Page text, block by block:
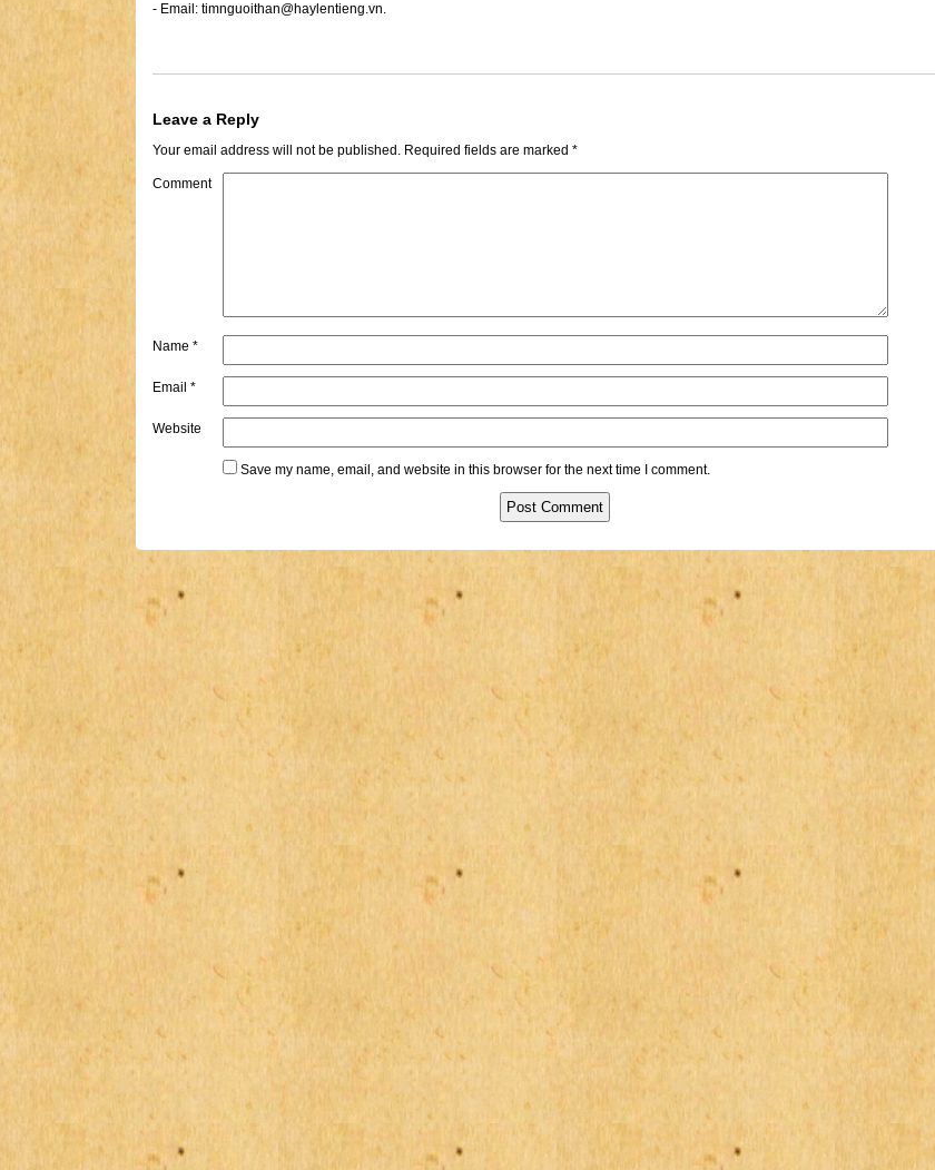
- Email: timnguoithan@haylentieng.vn.
Leave a Reply
Your email address will not be published. Required fields are marked *
Comment
Name *
Email *
Website
Save my name, email, and website in this browser for the next time I comment.